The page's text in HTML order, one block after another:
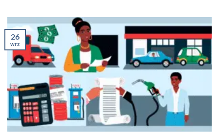
26
wrz